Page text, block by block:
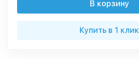
В корзину
Купить в 1 клик